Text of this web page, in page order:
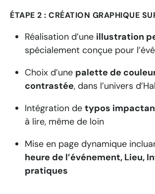
ÉTAPE 2 : CRÉATION GRAPHIQUE
Réalisation d’une illustration
spécialement conçue pour
Choix d’une palette de
contrastée, dans l’univers
Intégration de typos
à lire, même de loin
Mise en page dynamique
heure de l’événement, Lieu,
pratiques